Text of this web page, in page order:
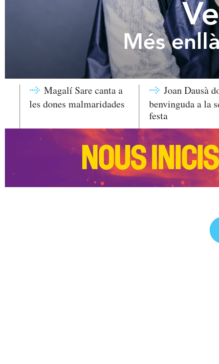
Més
Magalí Sare canta a
les dones malmaridades
Joan Dausà
benvinguda a la
festa